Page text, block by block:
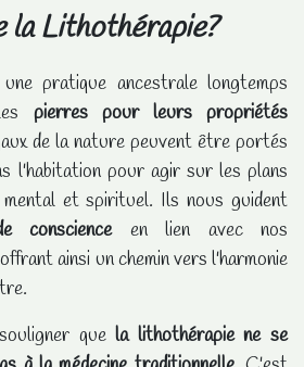
la Lithothérapie?
pratique ancestrale longtemps
pierres pour leurs propriétés
de la nature peuvent être portés
l'habitation pour agir sur les plans
mental et spirituel. Ils nous guident
conscienceen lien avec nos
ainsi un chemin vers l'harmonie
quela lithothérapie ne se